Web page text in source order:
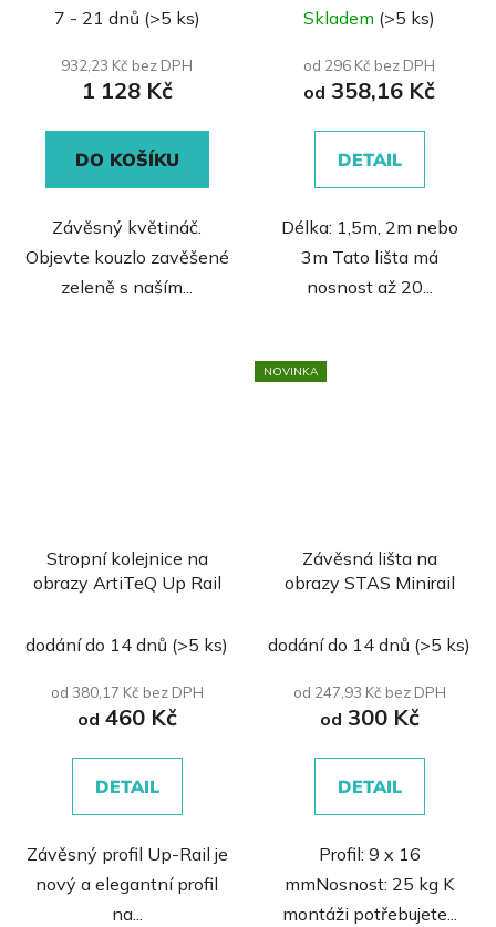
hodnocení
produktu
je
z
7 - 21 dnů (>5 ks)
932,23 Kč bez DPH
1 128 Kč
DO KOŠÍKU
Závěsný květináč.
Objevte kouzlo zavěšené
zeleně s naším...
Skladem (>5 ks)
od 296 Kč bez DPH
od 358,16 Kč
DETAIL
Délka: 1,5m, 2m nebo
3m Tato lišta má
nosnost až 20...
Stropní kolejnice na
obrazy ArtiTeQ Up Rail
hodnocení
produktu
je
z
dodání do 14 dnů (>5 ks)
od 380,17 Kč bez DPH
od 460 Kč
DETAIL
Závěsný profil Up-Rail je
nový a elegantní profil
na...
NOVINKA
Závěsná lišta na
obrazy STAS Minirail
dodání do 14 dnů (>5 ks)
od 247,93 Kč bez DPH
od 300 Kč
DETAIL
Profil: 9 x 16
mmNosnost: 25 kg K
montáži potřebujete...